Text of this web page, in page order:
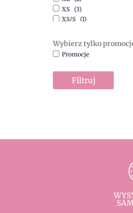
XS (3)
XS/S (1)
Wybierz tylko
Promocje
Filtruj